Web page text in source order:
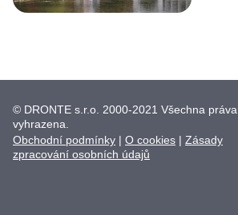
© DRONTE s.r.o. 2000-2021 Všechna práva
vyhrazena.
Obchodní podmínky | O cookies | Zásady
zpracování osobních údajů